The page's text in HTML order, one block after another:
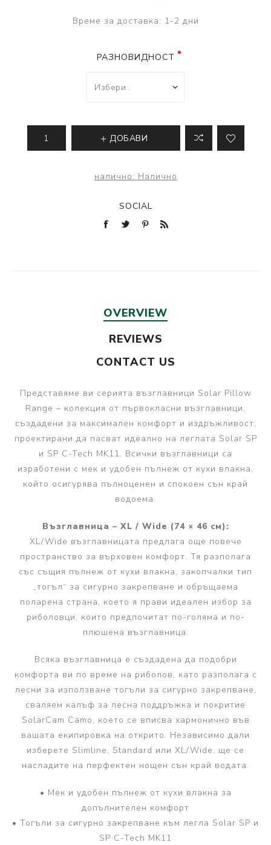
Време за доставка: 1-2 дни
РАЗНОВИДНОСТ
ДОБАВИ
налично: Налично
SOCIAL
OVERVIEW
REVIEWS
CONTACT US
Представяме ви серията възглавници Solar Pillow
Range – колекция от първокласни възглавници,
създадени за максимален комфорт и издръжливост,
проектирани да пасват идеално на леглата Solar SP
и SP C-Tech MK11. Всички възглавници са
изработени с мек и удобен пълнеж от кухи влакна,
който осигурява пълноценен и спокоен сън край
водоема.
Възглавница – XL / Wide (74 × 46 см):
XL/Wide възглавницата предлага още повече
пространство за върховен комфорт. Тя разполага
със същия пълнеж от кухи влакна, закопчалки тип
„тогъл“ за сигурно закрепване и обръщаема
поларена страна, което я прави идеален избор за
риболовци, които предпочитат по-голяма и по-
плюшена възглавница.
Всяка възглавница е създадена да подобри
комфорта ви по време на риболов, като разполага с
лесни за използване тогъли за сигурно закрепване,
сваляем калъф за лесна поддръжка и покритие
SolarCam Camo, което се вписва хармонично във
вашата екипировка на открито. Независимо дали
изберете Slimline, Standard или XL/Wide, ще се
насладите на перфектен нощен сън край водата.
• Мек и удобен пълнеж от кухи влакна за
допълнителен комфорт
• Тогъли за сигурно закрепване към легла Solar SP и
SP C-Tech MK11